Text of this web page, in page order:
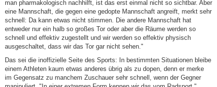
man pharmakologisch nachhilft, ist das erst einmal nicht so sichtbar. Aber
eine Mannschaft, die gegen eine gedopte Mannschaft angreift, merkt sehr
schnell: Da kann etwas nicht stimmen. Die andere Mannschaft hat
entweder nur ein halb so großes Tor oder aber die Räume werden so
schnell und effektiv zugestellt und wir werden so effektiv physisch
ausgeschaltet, dass wir das Tor gar nicht sehen."
Das sei die inoffizielle Seite des Sports: In bestimmten Situationen bleibe
einem Athleten kaum etwas anderes übrig als zu dopen, denn er merke
im Gegensatz zu manchem Zuschauer sehr schnell, wenn der Gegner